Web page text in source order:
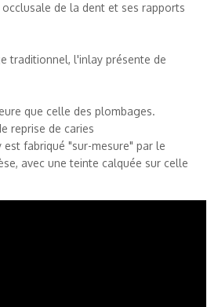
de la dent et ses rapports
traditionnel, l'inlay présente de
que celle des plombages.
reprise de caries
est fabriqué "sur-mesure" par le
avec une teinte calquée sur celle